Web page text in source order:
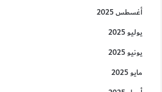
أغسطس 2025
يوليو 2025
يونيو 2025
مايو 2025